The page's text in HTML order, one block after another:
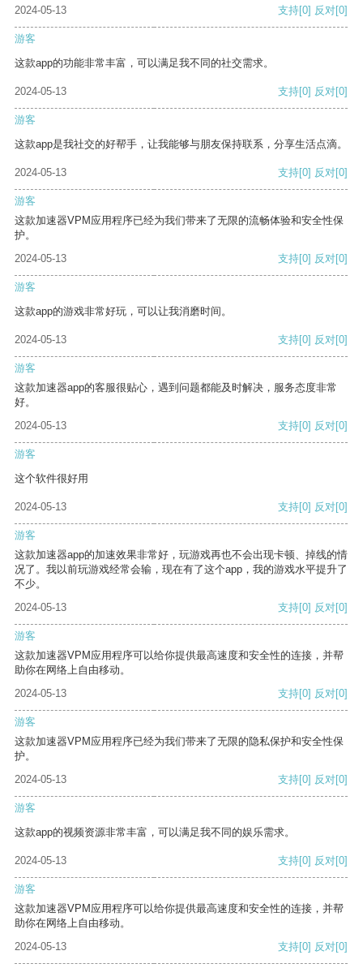
2024-05-13 支持[0] 反对[0]
游客
这款app的功能非常丰富，可以满足我不同的社交需求。
2024-05-13 支持[0] 反对[0]
游客
这款app是我社交的好帮手，让我能够与朋友保持联系，分享生活点滴。
2024-05-13 支持[0] 反对[0]
游客
这款加速器VPM应用程序已经为我们带来了无限的流畅体验和安全性保
护。
2024-05-13
支持[0] 反对[0]
游客
这款app的游戏非常好玩，可以让我消磨时间。
2024-05-13 支持[0] 反对[0]
游客
这款加速器app的客服很贴心，遇到问题都能及时解决，服务态度非常
好。
2024-05-13
支持[0] 反对[0]
游客
这个软件很好用
2024-05-13 支持[0] 反对[0]
游客
这款加速器app的加速效果非常好，玩游戏再也不会出现卡顿、掉线的情
况了。我以前玩游戏经常会输，现在有了这个app，我的游戏水平提升了
不少。
2024-05-13
支持[0] 反对[0]
游客
这款加速器VPM应用程序可以给你提供最高速度和安全性的连接，并帮
助你在网络上自由移动。
2024-05-13
支持[0] 反对[0]
游客
这款加速器VPM应用程序已经为我们带来了无限的隐私保护和安全性保
护。
2024-05-13
支持[0] 反对[0]
游客
这款app的视频资源非常丰富，可以满足我不同的娱乐需求。
2024-05-13 支持[0] 反对[0]
游客
这款加速器VPM应用程序可以给你提供最高速度和安全性的连接，并帮
助你在网络上自由移动。
2024-05-13
支持[0] 反对[0]